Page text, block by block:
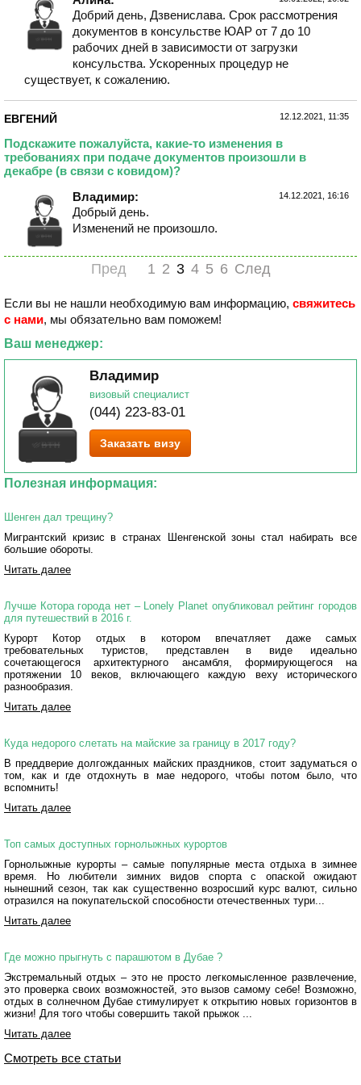
Добрий день, Дзвенислава. Срок рассмотрения
документов в консульстве ЮАР от 7 до 10
рабочих дней в зависимости от загрузки
консульства. Ускоренных процедур не
существует, к сожалению.
ЕВГЕНИЙ 12.12.2021, 11:35
Подскажите пожалуйста, какие-то изменения в
требованиях при подаче документов произошли в
декабре (в связи с ковидом)?
Владимир:
14.12.2021, 16:16
Добрый день.
Изменений не произошло.
Пред 1 2 3 4 5 6 След
Если вы не нашли необходимую вам информацию, свяжитесь
с нами, мы обязательно вам поможем!
Ваш менеджер:
Владимир
визовый специалист
(044) 223-83-01
Заказать визу
Полезная информация:
Шенген дал трещину?
Мигрантский кризис в странах Шенгенской зоны стал набирать все
большие обороты.
Читать далее
Лучше Котора города нет – Lonely Planet опубликовал рейтинг городов
для путешествий в 2016 г.
Курорт Котор отдых в котором впечатляет даже самых
требовательных туристов, представлен в виде идеально
сочетающегося архитектурного ансамбля, формирующегося на
протяжении 10 веков, включающего каждую веху исторического
разнообразия.
Читать далее
Куда недорого слетать на майские за границу в 2017 году?
В преддверие долгожданных майских праздников, стоит задуматься о
том, как и где отдохнуть в мае недорого, чтобы потом было, что
вспомнить!
Читать далее
Топ самых доступных горнолыжных курортов
Горнолыжные курорты – самые популярные места отдыха в зимнее
время. Но любители зимних видов спорта с опаской ожидают
нынешний сезон, так как существенно возросший курс валют, сильно
отразился на покупательской способности отечественных тури...
Читать далее
Где можно прыгнуть с парашютом в Дубае ?
Экстремальный отдых – это не просто легкомысленное развлечение,
это проверка своих возможностей, это вызов самому себе! Возможно,
отдых в солнечном Дубае стимулирует к открытию новых горизонтов в
жизни! Для того чтобы совершить такой прыжок ...
Читать далее
Смотреть все статьи